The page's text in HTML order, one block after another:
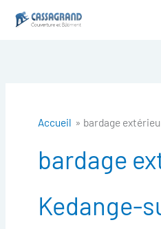
Accueil bardage
bardage
Kedange-